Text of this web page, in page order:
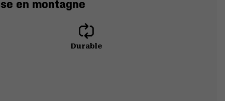
en montagne
Durable